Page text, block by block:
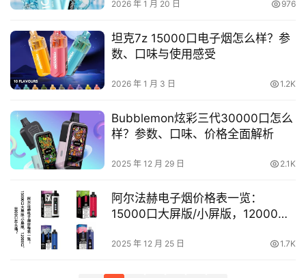
配
弹
标
系
列
2026 年 1 月 20 日 976
坦克7z 15000口电子烟怎么样？参
数、口味与使用感受
2026 年 1 月 3 日 1.2K
Bubblemon炫彩三代30000口怎么
样？参数、口味、价格全面解析
2025 年 12 月 29 日 2.1K
阿尔法赫电子烟价格表一览：
15000口大屏版/小屏版，12000
2025 年 12 月 25 日 1.7K